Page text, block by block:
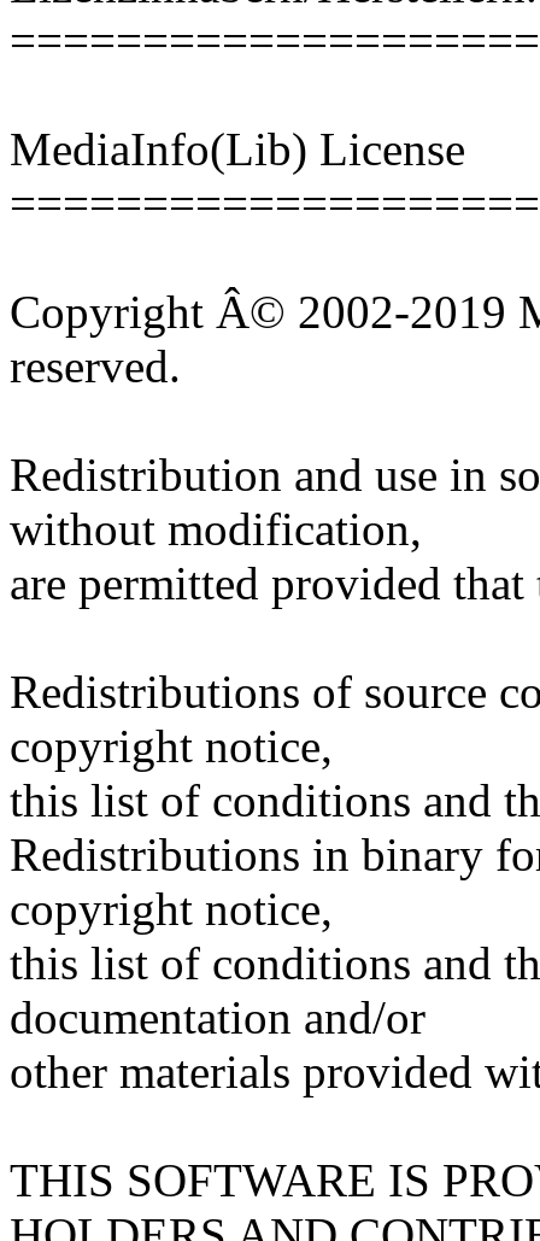
MediaInfo(Lib) License
Copyright Â© 2002-2019
reserved.
Redistribution and use in
without modification,
are permitted provided
Redistributions of source
copyright notice,
this list of conditions and
Redistributions in binary
copyright notice,
this list of conditions and
documentation and/or
other materials provided
THIS SOFTWARE IS